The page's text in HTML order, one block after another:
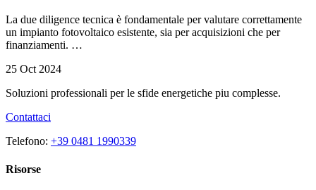
La due diligence tecnica è fondamentale per valutare correttamente
un impianto fotovoltaico esistente, sia per acquisizioni che per
finanziamenti. …
25 Oct 2024
Soluzioni professionali per le sfide energetiche piu complesse.
Contattaci
Telefono: +39 0481 1990339
Risorse